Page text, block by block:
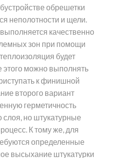
обрешетки
неполотности и щели.
качественно
зон при помощи
будет
этого можно выполнять
к финишной
второго вариант
герметичность
слоя, но штукатурные
К тому же, для
определенные
высыхание штукатурки